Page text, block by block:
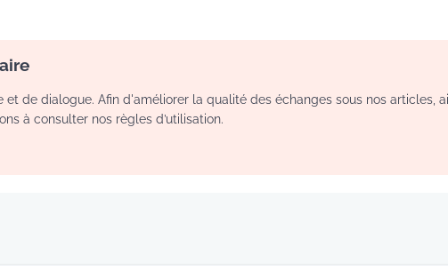
et de dialogue. Afin d'améliorer la qualité des échanges sous nos articles,
à consulter nos règles d’utilisation.